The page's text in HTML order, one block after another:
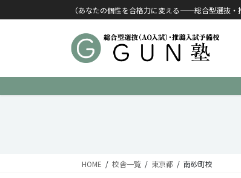
コンテンツに移動
ナビゲーションに移動（あなたの個性を合格力に変える——総合型選抜・
HOME 校舎一覧 東京都 南砂町校